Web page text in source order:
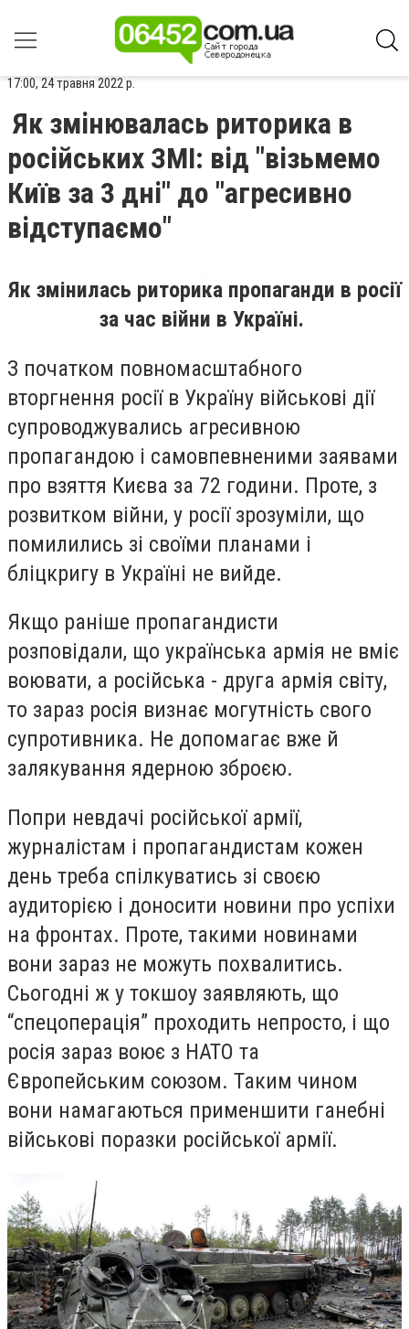
17:00, 24 травня 2022 р.
Як змінювалась риторика в
російських ЗМІ: від "візьмемо
Київ за 3 дні" до "агресивно
відступаємо"
Як змінилась риторика пропаганди в росії
за час війни в Україні.
З початком повномасштабного
вторгнення росії в Україну військові дії
супроводжувались агресивною
пропагандою і самовпевненими заявами
про взяття Києва за 72 години. Проте, з
розвитком війни, у росії зрозуміли, що
помилились зі своїми планами і
бліцкригу в Україні не вийде.
Якщо раніше пропагандисти
розповідали, що українська армія не вміє
воювати, а російська - друга армія світу,
то зараз росія визнає могутність свого
супротивника. Не допомагає вже й
залякування ядерною зброєю.
Попри невдачі російської армії,
журналістам і пропагандистам кожен
день треба спілкуватись зі своєю
аудиторією і доносити новини про успіхи
на фронтах. Проте, такими новинами
вони зараз не можуть похвалитись.
Сьогодні ж у токшоу заявляють, що
“спецоперація” проходить непросто, і що
росія зараз воює з НАТО та
Європейським союзом. Таким чином
вони намагаються применшити ганебні
військові поразки російської армії.